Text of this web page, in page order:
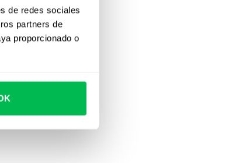
de redes sociales
partners de
proporcionado o